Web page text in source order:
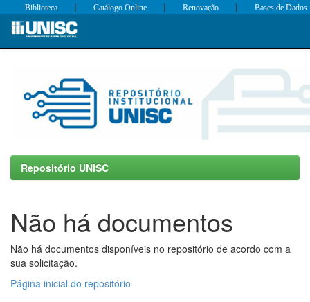
Skip
Biblioteca | Catálogo Online | Renovação | Bases de Dados
Repositório UNISC
Não há documentos
Não há documentos disponíveis no repositório de acordo com a
sua solicitação.
Página inicial do repositório